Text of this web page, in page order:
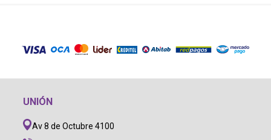
UNIÓN
Av 8 de Octubre 4100